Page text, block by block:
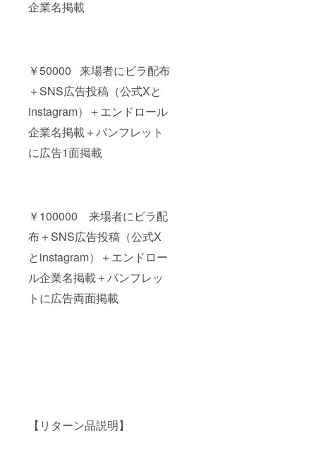
企業名掲載
￥50000 来場者にビラ配布
＋SNS広告投稿（公式Xと
instagram）＋エンドロール
企業名掲載＋パンフレット
に広告1面掲載
￥100000 来場者にビラ配
布＋SNS広告投稿（公式X
とinstagram）＋エンドロー
ル企業名掲載＋パンフレッ
トに広告両面掲載
【リターン品説明】